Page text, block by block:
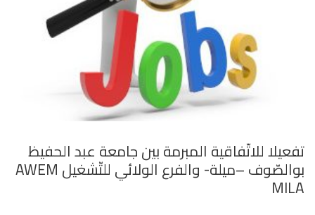
تفعيلا للاتّفاقية المبرمة بين جامعة عبد الحفيظ
بوالصّوف –ميلة- والفرع الولائي للتّشغيل AWEM
MILA